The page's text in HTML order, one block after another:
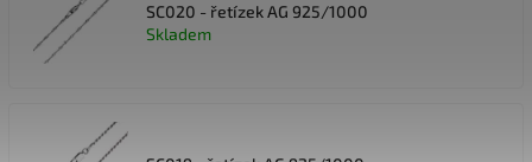
SC020 - řetízek AG 925/1000
Skladem